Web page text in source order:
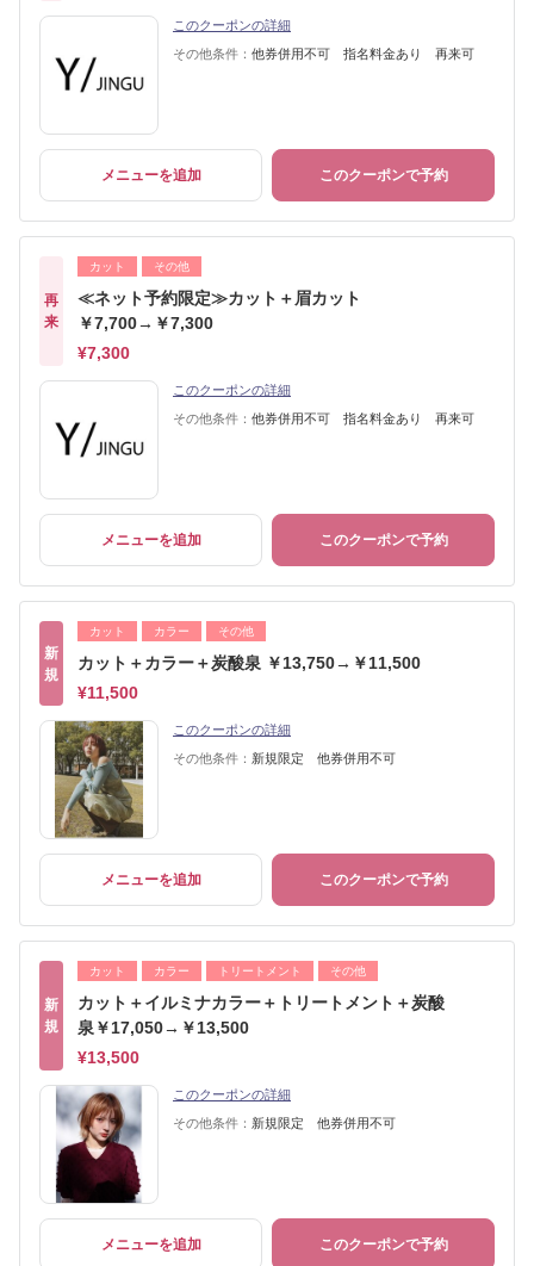
このクーポンの詳細
その他条件： 他券併用不可 指名料金あり 再来可
メニューを追加 このクーポンで予約
再
来
カット その他
≪ネット予約限定≫カット＋眉カット
￥7,700→￥7,300
¥7,300
このクーポンの詳細
その他条件： 他券併用不可 指名料金あり 再来可
メニューを追加 このクーポンで予約
新
規
カット カラー その他
カット＋カラー＋炭酸泉 ￥13,750→￥11,500
¥11,500
このクーポンの詳細
その他条件： 新規限定 他券併用不可
メニューを追加 このクーポンで予約
新
規
カット カラー トリートメント その他
カット＋イルミナカラー＋トリートメント＋炭酸
泉￥17,050→￥13,500
¥13,500
このクーポンの詳細
その他条件： 新規限定 他券併用不可
メニューを追加 このクーポンで予約